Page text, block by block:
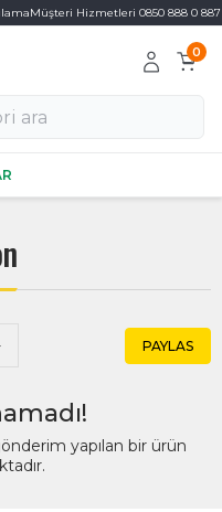
Müşteri Hizmetleri 0850 888 0 887
0
PAYLAS
yapılan bir ürün